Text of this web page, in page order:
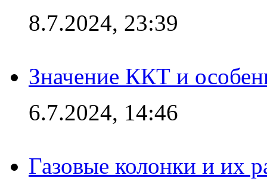
8.7.2024, 23:39
Значение ККТ и
6.7.2024, 14:46
Газовые колонки и их